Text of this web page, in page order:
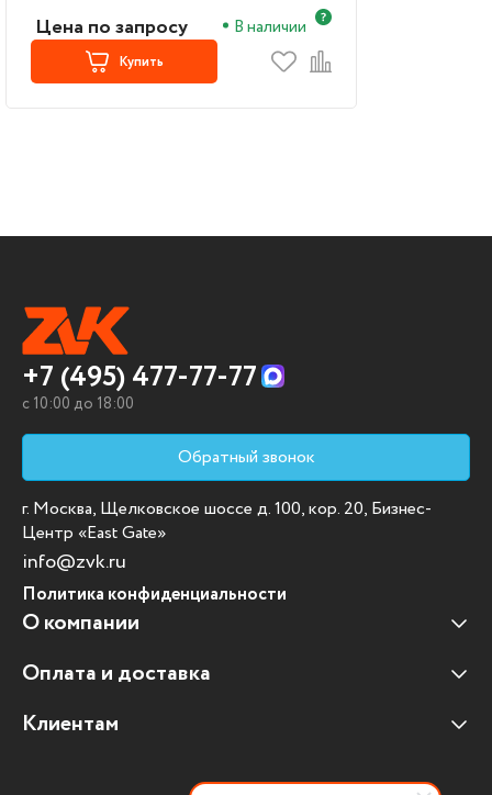
Цена по запросу В наличии
Купить
+7 (495) 477-77-77
c 10:00 до 18:00
Обратный звонок
г. Москва, Щелковское шоссе д. 100, кор. 20, Бизнес-
Центр «East Gate»
info@zvk.ru
Политика конфиденциальности
О компании
Наши клиенты
Отзывы клиентов
Оплата и доставка
Оплата и доставка
Клиентам